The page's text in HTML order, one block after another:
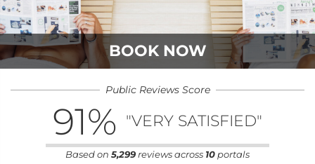
BOOK NOW
Public Reviews Score
91% "VERY SATISFIED"
Based on 5,299 reviews across 10 portals